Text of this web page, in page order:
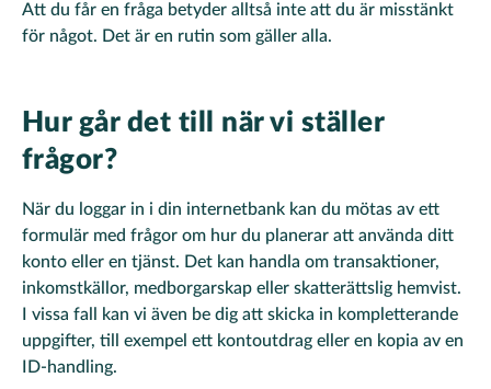
Att du får en fråga betyder alltså inte att du är misstänkt
för något. Det är en rutin som gäller alla.
Hur går det till när vi ställer
frågor?
När du loggar in i din internetbank kan du mötas av ett
formulär med frågor om hur du planerar att använda ditt
konto eller en tjänst. Det kan handla om transaktioner,
inkomstkällor, medborgarskap eller skatterättslig hemvist.
I vissa fall kan vi även be dig att skicka in kompletterande
uppgifter, till exempel ett kontoutdrag eller en kopia av en
ID-handling.